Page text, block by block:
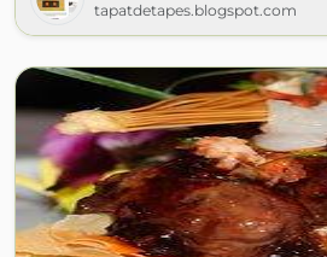
tapatdetapes.blogspot.com